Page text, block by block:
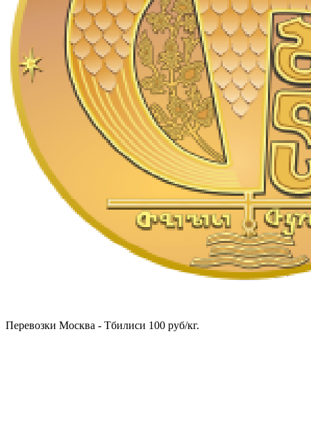
Перевозки Москва - Тбилиси 100 руб/кг.